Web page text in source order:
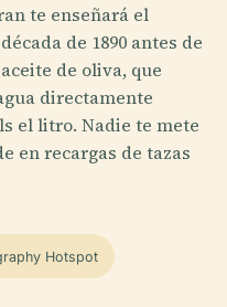
te enseñará el
de 1890 antes de
de oliva, que
directamente
el litro. Nadie te mete
en recargas de tazas
Hotspot